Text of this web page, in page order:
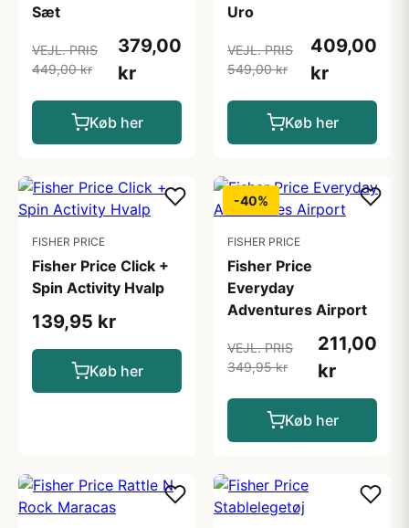
Sæt
VEJL. PRIS
449,00 kr
379,00
kr
Køb her
Uro
VEJL. PRIS
549,00 kr
409,00
kr
Køb her
FISHER PRICE
Fisher Price Click +
Spin Activity Hvalp
139,95 kr
Køb her
-40%
FISHER PRICE
Fisher Price
Everyday
Adventures Airport
VEJL. PRIS
349,95 kr
211,00
kr
Køb her